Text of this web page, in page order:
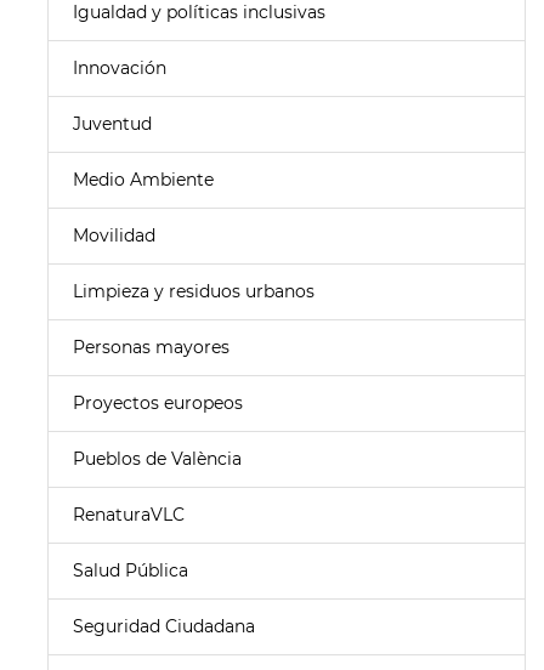
Igualdad y políticas inclusivas
Innovación
Juventud
Medio Ambiente
Movilidad
Limpieza y residuos urbanos
Personas mayores
Proyectos europeos
Pueblos de València
RenaturaVLC
Salud Pública
Seguridad Ciudadana